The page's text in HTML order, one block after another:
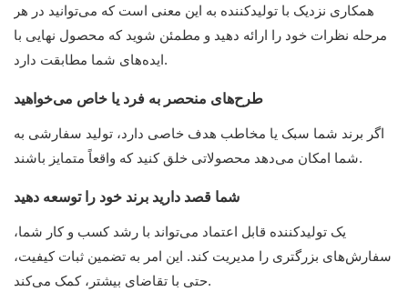
همکاری نزدیک با تولیدکننده به این معنی است که می‌توانید در هر
مرحله نظرات خود را ارائه دهید و مطمئن شوید که محصول نهایی با
ایده‌های شما مطابقت دارد.
طرح‌های منحصر به فرد یا خاص می‌خواهید
اگر برند شما سبک یا مخاطب هدف خاصی دارد، تولید سفارشی به
شما امکان می‌دهد محصولاتی خلق کنید که واقعاً متمایز باشند.
شما قصد دارید برند خود را توسعه دهید
یک تولیدکننده قابل اعتماد می‌تواند با رشد کسب و کار شما،
سفارش‌های بزرگتری را مدیریت کند. این امر به تضمین ثبات کیفیت،
حتی با تقاضای بیشتر، کمک می‌کند.